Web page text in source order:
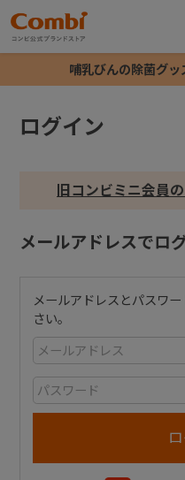
哺乳びんの除菌グ
ログイン
旧コンビミニ会員
メールアドレスでロ
メールアドレスとパスワ
さい。